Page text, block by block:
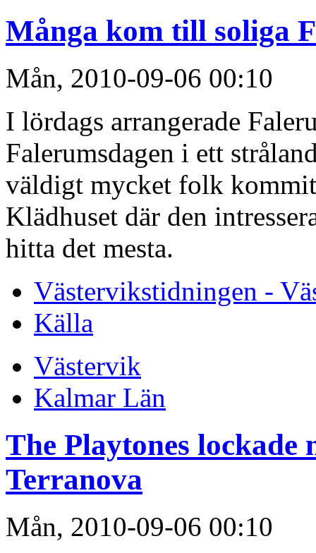
Många kom till soliga
Mån, 2010-09-06 00:10
I lördags arrangerade
Falerumsdagen i ett
väldigt mycket folk
Klädhuset där den
hitta det mesta.
Västervikstidningen -
Källa
Västervik
Kalmar Län
The Playtones
Terranova
Mån, 2010-09-06 00:10